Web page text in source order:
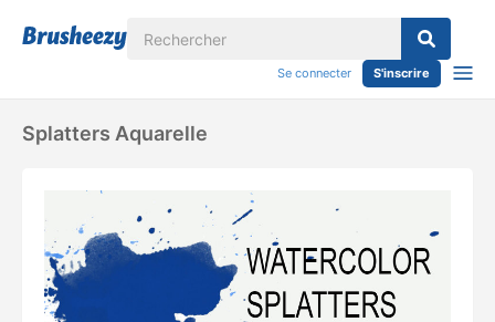
Se connecter S'inscrire
Splatters Aquarelle